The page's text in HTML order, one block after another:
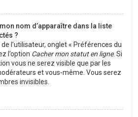
nom d’apparaître dans la liste
?
l’utilisateur, onglet « Préférences du
l’option Cacher mon statut en ligne. Si
vous ne serez visible que par les
et vous-même. Vous serez
invisibles.